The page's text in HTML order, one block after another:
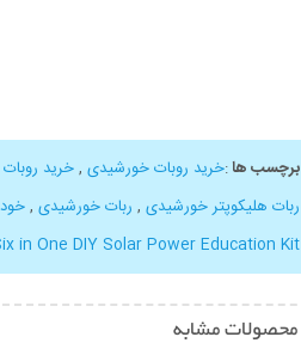
برچسب ها:خرید روبات خورشیدی ,خرید
ربات هلیکوپتر خورشیدی , ربات خورشیدی ,
in One DIY Solar Power Education Kit
محصولات مشابه